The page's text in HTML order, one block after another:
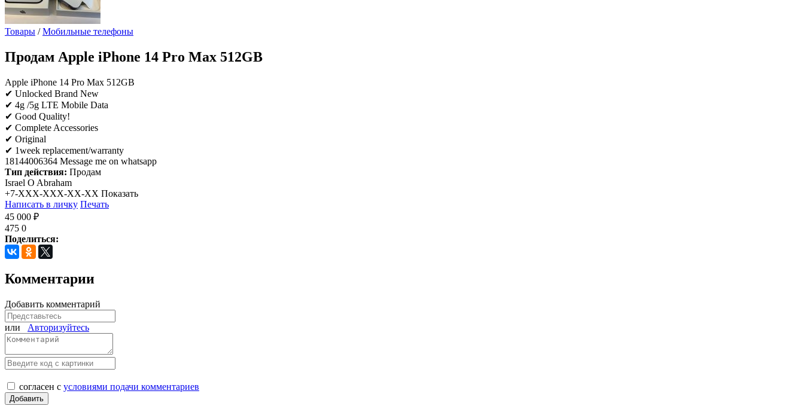
Товары /Мобильные телефоны
Продам Apple iPhone 14 Pro Max 512GB
Apple iPhone 14 Pro Max 512GB
✔ Unlocked Brand New
✔ 4g /5g LTE Mobile Data
✔ Good Quality!
✔ Complete Accessories
✔ Original
✔ 1week replacement/warranty
18144006364 Message me on whatsapp
Тип действия: Продам
Israel O Abraham
+7-XXX-XXX-XX-XX Показать
Написать в личку Печать
45 000 ₽
475 0
Поделиться:
Комментарии
Добавить комментарий
или Авторизуйтесь
согласен с условиями подачи комментариев